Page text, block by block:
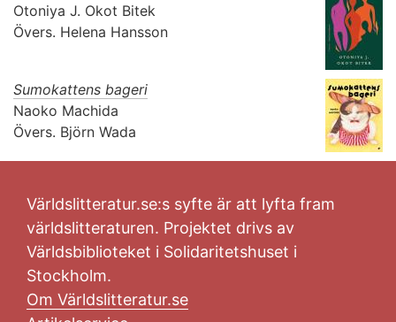
Otoniya J. Okot Bitek
Övers. Helena Hansson
Sumokattens bageri
Naoko Machida
Övers. Björn Wada
Världslitteratur.se:s syfte är att lyfta fram
världslitteraturen. Projektet drivs av
Världsbiblioteket i Solidaritetshuset i
Stockholm.
Om Världslitteratur.se